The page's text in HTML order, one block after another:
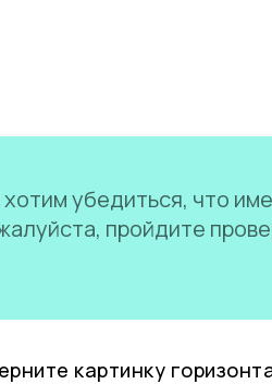
убедиться, что
пройдите
картинку